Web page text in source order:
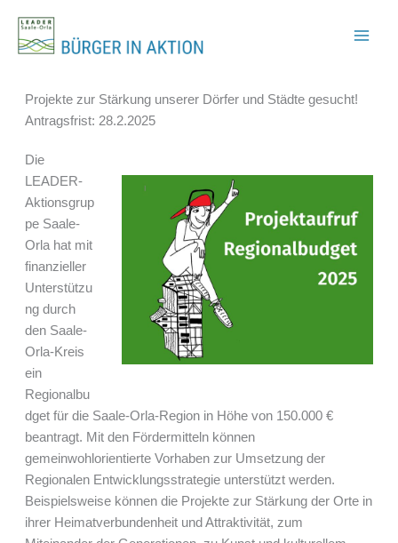
Inhalt
springen
Projekte zur Stärkung unserer Dörfer und Städte gesucht!
Antragsfrist: 28.2.2025
Die
LEADER-
Aktionsgrup
pe Saale-
Orla hat mit
finanzieller
Unterstützu
ng durch
den Saale-
Orla-Kreis
ein
Regionalbu
dget für die Saale-Orla-Region in Höhe von 150.000 €
beantragt. Mit den Fördermitteln können
gemeinwohlorientierte Vorhaben zur Umsetzung der
Regionalen Entwicklungsstrategie unterstützt werden.
Beispielsweise können die Projekte zur Stärkung der Orte in
ihrer Heimatver­bundenheit und Attraktivität, zum